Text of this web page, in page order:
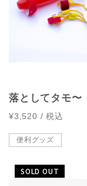
落としてタモ〜
¥3,520 / 税込
便利グッズ
SOLD OUT